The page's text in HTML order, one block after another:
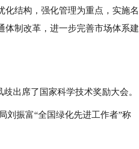
结构，强化管理为重点，实施名
体制改革，进一步完善市场体系建
出席了国家科学技术奖励大会。
刘振富“全国绿化先进工作者”称